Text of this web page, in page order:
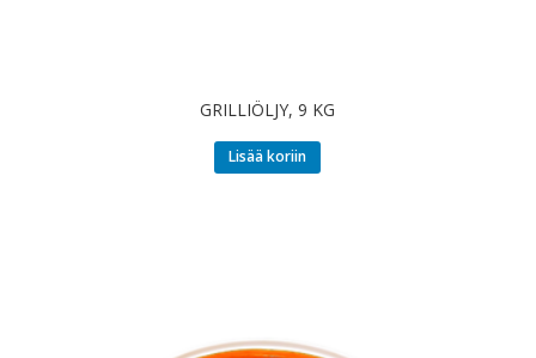
GRILLIÖLJY, 9 KG
Lisää koriin